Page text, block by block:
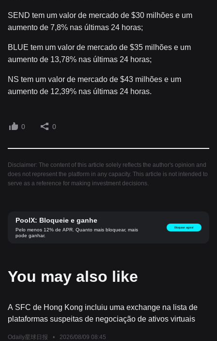
SEND tem um valor de mercado de $30 milhões e um
aumento de 7,8% nas últimas 24 horas;
BLUE tem um valor de mercado de $35 milhões e um
aumento de 13,78% nas últimas 24 horas;
NS tem um valor de mercado de $43 milhões e um
aumento de 12,39% nas últimas 24 horas.
0 0
Disclaimer: The content of this article solely reflects the author's opinion and
does not represent the platform in any capacity. This article is not intended to
serve as a reference for making investment decisions.
PoolX: Bloqueie e ganhe
Pelo menos 12% de APR. Quanto mais bloquear, mais
pode ganhar.
Bloquear agora!
You may also like
A SFC de Hong Kong incluiu uma exchange na lista de
plataformas suspeitas de negociação de ativos virtuais
Odaily星球日报 • 2026/08/09 08:45